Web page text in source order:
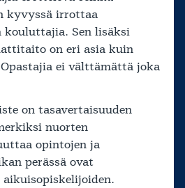
kyvyssä irrottaa
kouluttajia. Sen lisäksi
on eri asia kuin
ei välttämättä joka
on tasavertaisuuden
nuorten
opintojen ja
perässä ovat